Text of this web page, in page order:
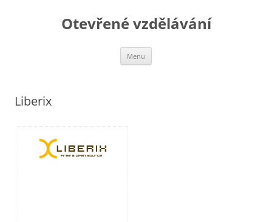
Otevřené vzdělávání
Menu
Liberix